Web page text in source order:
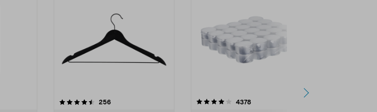
256recensioner
4.0av 5 stjärnor 4378recensioner
4.5av 5 stjärnor